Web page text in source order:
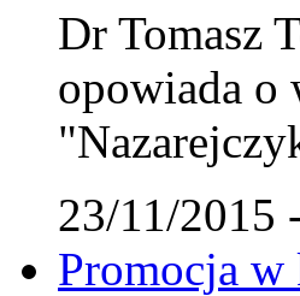
Dr Tomasz
opowiada o
23/11/2015
Promocja w